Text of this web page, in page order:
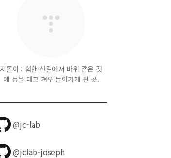
지돌이 : 험한 산길에서 바위 같은 것
에 등을 대고 겨우 돌아가게 된 곳.
@jc-lab
@jclab-joseph